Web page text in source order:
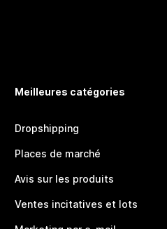
Meilleures catégories
Dropshipping
Places de marché
Avis sur les produits
Ventes incitatives et lots